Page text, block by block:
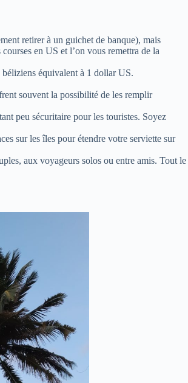
retirer à un guichet de banque), mais
en US et l’on vous remettra de la
équivalent à 1 dollar US.
souvent la possibilité de les remplir
peu sécuritaire pour les touristes. Soyez
sur les îles pour étendre votre serviette sur
aux voyageurs solos ou entre amis. Tout le